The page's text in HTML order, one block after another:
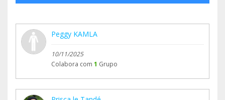
Peggy KAMLA
10/11/2025
Colabora com 1 Grupo